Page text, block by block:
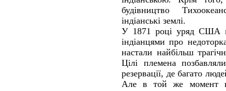
будівництво
індіанські землі.
У 1871 році уряд США
індіанцями про
настали найбільш
Цілі племена
резервації, де багато
Але в той же момент